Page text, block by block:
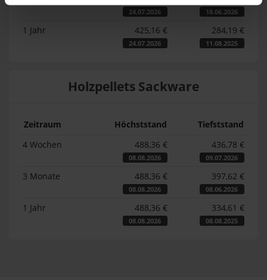
24.07.2026 18.06.2026
1 Jahr 425,16 €
24.07.2026
284,19 €
11.08.2025
Holzpellets Sackware
Zeitraum Höchststand
Tiefststand
4 Wochen
488,36 €
08.08.2026
436,78 €
09.07.2026
3 Monate 488,36 €
08.08.2026
397,62 €
08.06.2026
1 Jahr 488,36 €
08.08.2026
334,61 €
08.08.2025